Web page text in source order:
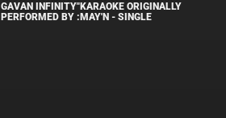
GAVAN INFINITY"KARAOKE ORIGINALLY
PERFORMED BY :MAY'N - SINGLE